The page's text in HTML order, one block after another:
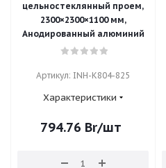
цельностеклянный проем,
2300×2300×1100 мм,
Анодированный алюминий
Артикул: INH-K804-825
Характеристики
794.76 Br/шт